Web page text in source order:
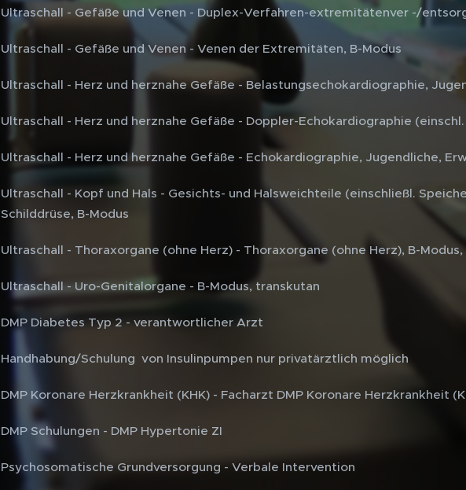
Ultraschall - Gefäße und Venen - Duplex-Verfahren-extremitätenver -/
Ultraschall - Gefäße und Venen - Venen der Extremitäten, B-Modus
Ultraschall - Herz und herznahe Gefäße - Belastungsechokardiographie,
Ultraschall - Herz und herznahe Gefäße - Doppler-Echokardiographie
Ultraschall - Herz und herznahe Gefäße - Echokardiographie, Jugendliche,
Ultraschall - Kopf und Hals - Gesichts- und Halsweichteile (einschließl.
Schilddrüse, B-Modus
Ultraschall - Thoraxorgane (ohne Herz) - Thoraxorgane (ohne Herz), B-
Ultraschall - Uro-Genitalorgane - B-Modus, transkutan
DMP Diabetes Typ 2 - verantwortlicher Arzt
Handhabung/Schulung von Insulinpumpen nur privatärztlich möglich
DMP Koronare Herzkrankheit (KHK) - Facharzt DMP Koronare Herzkrankheit
DMP Schulungen - DMP Hypertonie ZI
Psychosomatische Grundversorgung - Verbale Intervention